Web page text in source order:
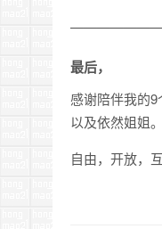
最后，
感谢陪伴我的9
以及依然姐姐。
自由，开放